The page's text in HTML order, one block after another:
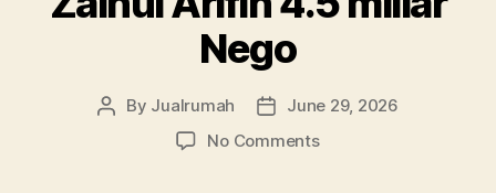
Nego
Post
By Jualrumah
PostJune 29, 2026
No Commentson